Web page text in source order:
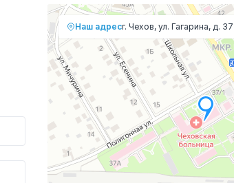
Наш адресг. Чехов, ул. Гагарина, д. 37